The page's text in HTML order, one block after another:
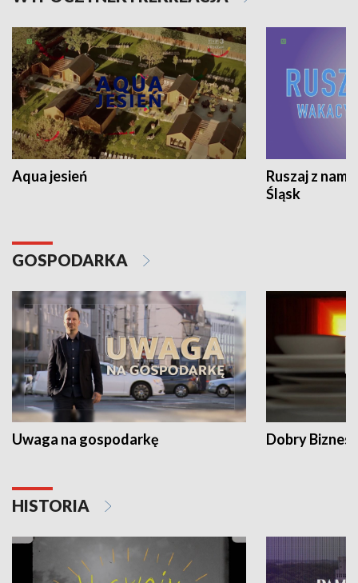
Aqua jesień
Ruszaj z
Śląsk
GOSPODARKA
Uwaga na gospodarkę Dobry Biznes
HISTORIA